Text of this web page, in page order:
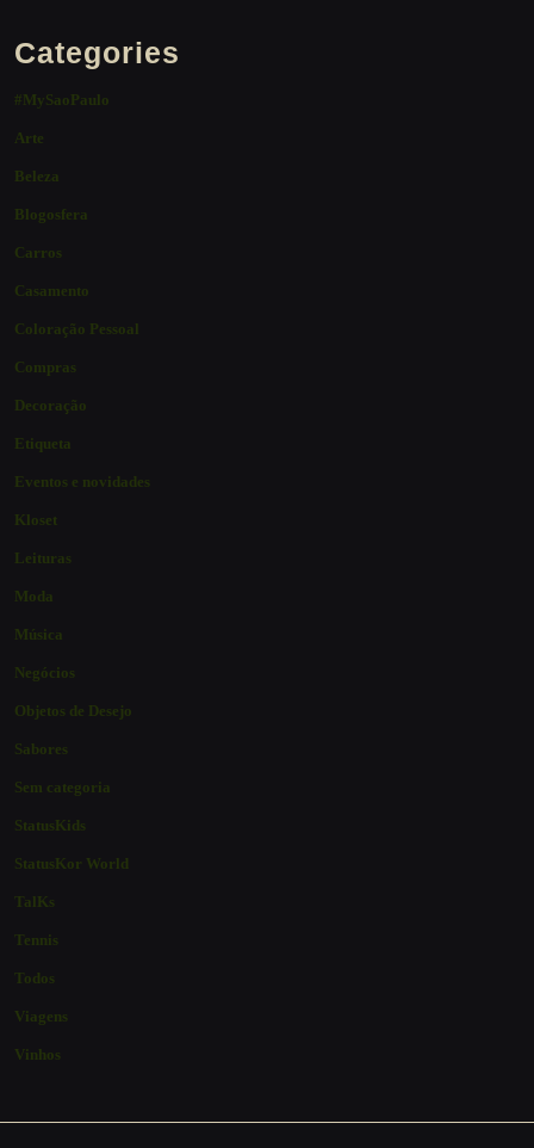
Categories
#MySaoPaulo
Arte
Beleza
Blogosfera
Carros
Casamento
Coloração Pessoal
Compras
Decoração
Etiqueta
Eventos e novidades
Kloset
Leituras
Moda
Música
Negócios
Objetos de Desejo
Sabores
Sem categoria
StatusKids
StatusKor World
TalKs
Tennis
Todos
Viagens
Vinhos